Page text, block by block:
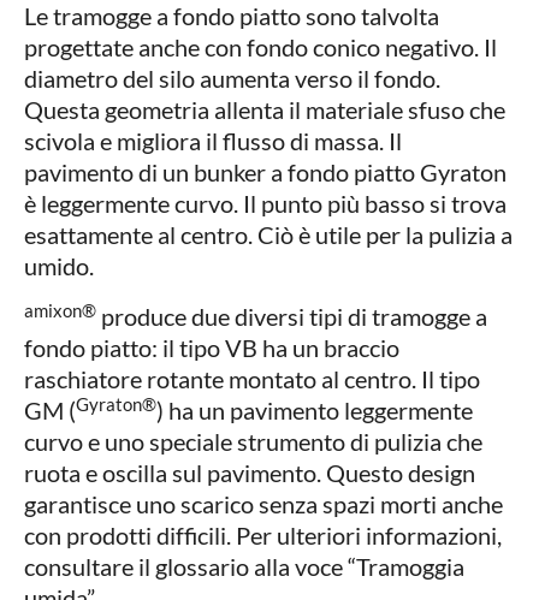
Le tramogge a fondo piatto sono talvolta
progettate anche con fondo conico negativo. Il
diametro del silo aumenta verso il fondo.
Questa geometria allenta il materiale sfuso che
scivola e migliora il flusso di massa. Il
pavimento di un bunker a fondo piatto Gyraton
è leggermente curvo. Il punto più basso si trova
esattamente al centro. Ciò è utile per la pulizia a
umido.
amixon® produce due diversi tipi di tramogge a
fondo piatto: il tipo VB ha un braccio
raschiatore rotante montato al centro. Il tipo
GM (Gyraton®) ha un pavimento leggermente
curvo e uno speciale strumento di pulizia che
ruota e oscilla sul pavimento. Questo design
garantisce uno scarico senza spazi morti anche
con prodotti difficili. Per ulteriori informazioni,
consultare il glossario alla voce “Tramoggia